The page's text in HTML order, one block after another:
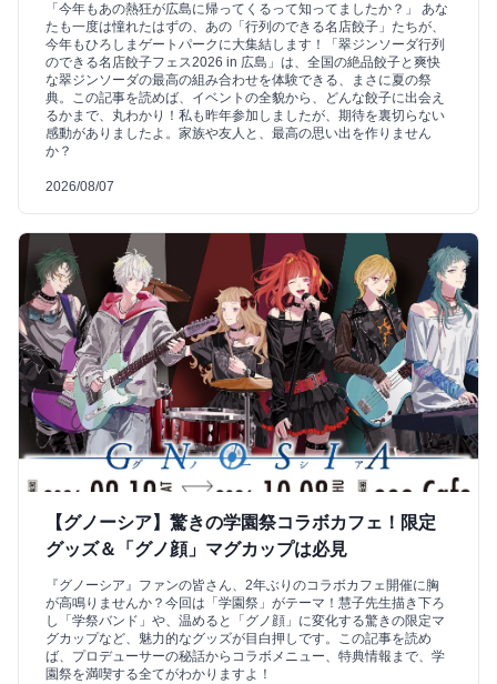
「今年もあの熱狂が広島に帰ってくるって知ってましたか？」 あな
たも一度は憧れたはずの、あの「行列のできる名店餃子」たちが、
今年もひろしまゲートパークに大集結します！「翠ジンソーダ行列
のできる名店餃子フェス2026 in 広島」は、全国の絶品餃子と爽快
な翠ジンソーダの最高の組み合わせを体験できる、まさに夏の祭
典。この記事を読めば、イベントの全貌から、どんな餃子に出会え
るかまで、丸わかり！私も昨年参加しましたが、期待を裏切らない
感動がありましたよ。家族や友人と、最高の思い出を作りません
か？
2026/08/07
【グノーシア】驚きの学園祭コラボカフェ！限定
グッズ＆「グノ顔」マグカップは必見
『グノーシア』ファンの皆さん、2年ぶりのコラボカフェ開催に胸
が高鳴りませんか？今回は「学園祭」がテーマ！慧子先生描き下ろ
し「学祭バンド」や、温めると「グノ顔」に変化する驚きの限定マ
グカップなど、魅力的なグッズが目白押しです。この記事を読め
ば、プロデューサーの秘話からコラボメニュー、特典情報まで、学
園祭を満喫する全てがわかりますよ！